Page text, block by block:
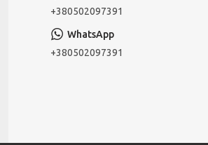
+380502097391
+380502097391